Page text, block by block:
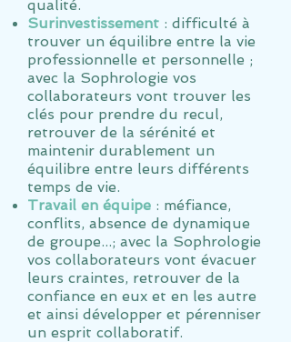
qualité.
Surinvestissement : difficulté à
trouver un équilibre entre la vie
professionnelle et personnelle ;
avec la Sophrologie vos
collaborateurs vont trouver les
clés pour prendre du recul,
retrouver de la sérénité et
maintenir durablement un
équilibre entre leurs différents
temps de vie.
Travail en équipe : méfiance,
conflits, absence de dynamique
de groupe...; avec la Sophrologie
vos collaborateurs vont évacuer
leurs craintes, retrouver de la
confiance en eux et en les autre
et ainsi développer et pérenniser
un esprit collaboratif.